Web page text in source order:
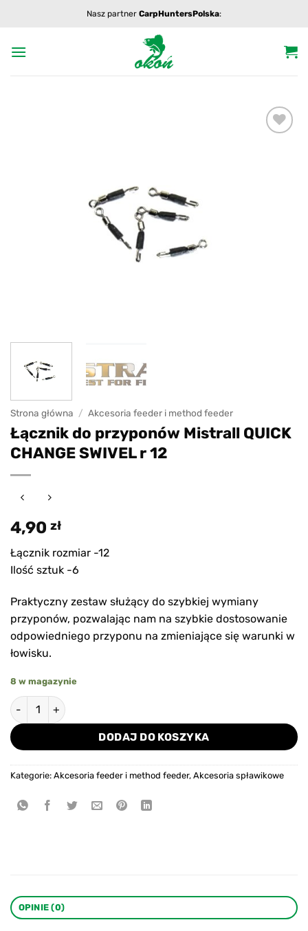
Nasz partner CarpHuntersPolska:
Strona główna / Akcesoria feeder i method feeder
Łącznik do przyponów Mistrall QUICK
CHANGE SWIVEL r 12
4,90 zł
Łącznik rozmiar -12
Ilość sztuk -6
Praktyczny zestaw służący do szybkiej wymiany
przyponów, pozwalając nam na szybkie dostosowanie
odpowiedniego przyponu na zmieniające się warunki w
łowisku.
8 w magazynie
ilość Łącznik do przyponów Mistrall QUICK CHANGE SWIVEL r
DODAJ DO KOSZYKA
Kategorie: Akcesoria feeder i method feeder, Akcesoria spławikowe
OPINIE (0)